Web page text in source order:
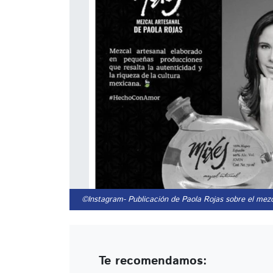
©Instagram- Publicación de Paola Rojas sobre el
Te recomendamos: